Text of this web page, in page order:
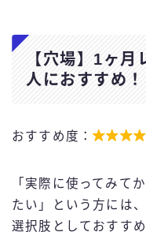
【穴場】1ヶ
人におすすめ！
おすすめ度：
「実際に使ってみて
たい」という方には
選択肢としておすすめ